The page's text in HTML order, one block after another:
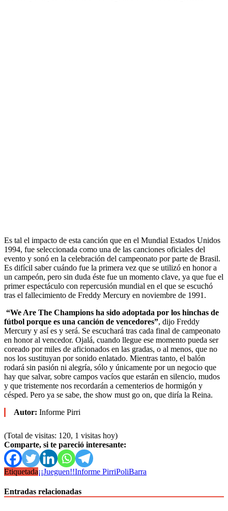
Es tal el impacto de esta canción que en el Mundial Estados Unidos
1994, fue seleccionada como una de las canciones oficiales del
evento y sonó en la celebración del campeonato por parte de Brasil.
Es difícil saber cuándo fue la primera vez que se utilizó en honor a
un campeón, pero sin duda éste fue un momento clave, ya que fue el
primer espectáculo con repercusión mundial en el que se escuchó
tras el fallecimiento de Freddy Mercury en noviembre de 1991.
“We Are The Champions ha sido adoptada por los hinchas de
fútbol porque es una canción de vencedores”, dijo Freddy
Mercury y así es y será. Se escuchará tras cada final de campeonato
en honor al vencedor. Ojalá, cuando llegue ese momento pueda ser
coreado por miles de aficionados en las gradas, o al menos, que no
nos los sustituyan por sonido enlatado. Mientras tanto, el balón
rodará sin pasión ni alegría, sólo y únicamente por un negocio que
hay que salvar, sobre campos vacíos que estarán en silencio, mudos
y que tristemente nos recordarán a cementerios de hormigón y
césped. Pero ya se sabe, the show must go on, que diría la Reina.
Autor: Informe Pirri
(Total de visitas: 120, 1 visitas hoy)
Comparte, si te pareció interesante:
Etiquetada¡¡Jueguen!!Informe PirriPoliBarra
Entradas relacionadas